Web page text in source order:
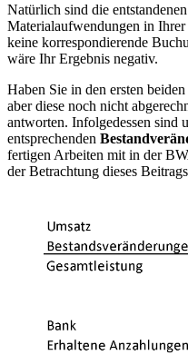
Natürlich sind die
Materialaufwendungen in
keine korrespondierende
wäre Ihr Ergebnis negativ.
Haben Sie in den ersten
aber diese noch nicht
antworten. Infolgedessen sind
entsprechenden
fertigen Arbeiten mit in der
der Betrachtung dieses